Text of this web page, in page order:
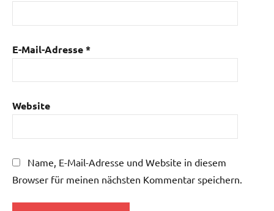
E-Mail-Adresse*
Website
Name, E-Mail-Adresse und Website in diesem
Browser für meinen nächsten Kommentar speichern.